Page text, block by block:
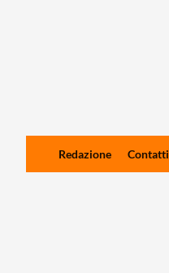
Redazione Contatti